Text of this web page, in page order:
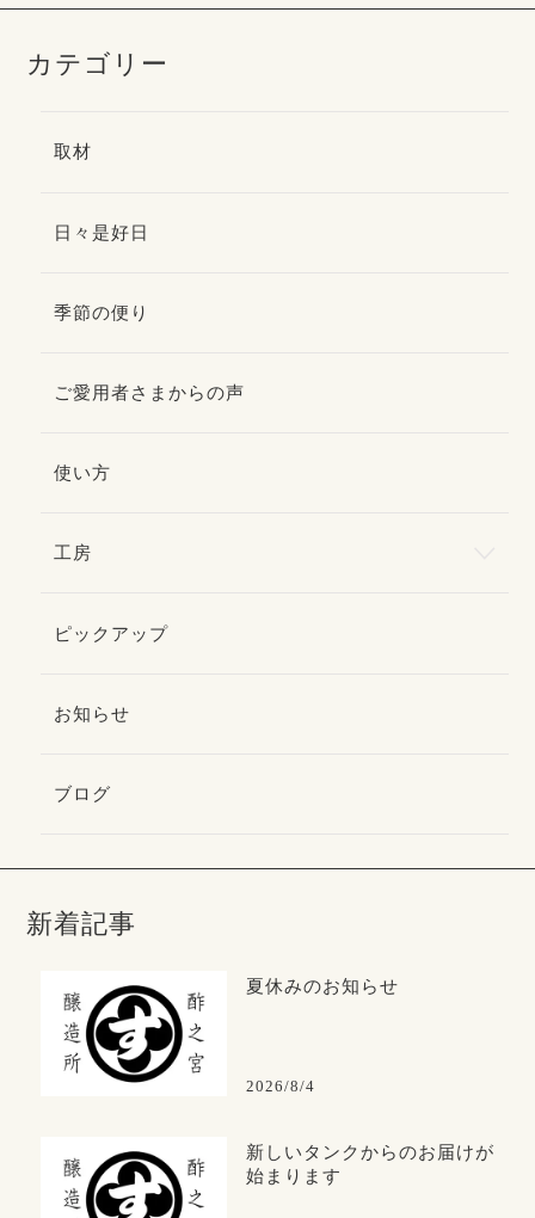
カテゴリー
取材
日々是好日
季節の便り
ご愛用者さまからの声
使い方
工房
ピックアップ
お知らせ
ブログ
新着記事
夏休みのお知らせ
2026/8/4
新しいタンクからのお届けが
始まります